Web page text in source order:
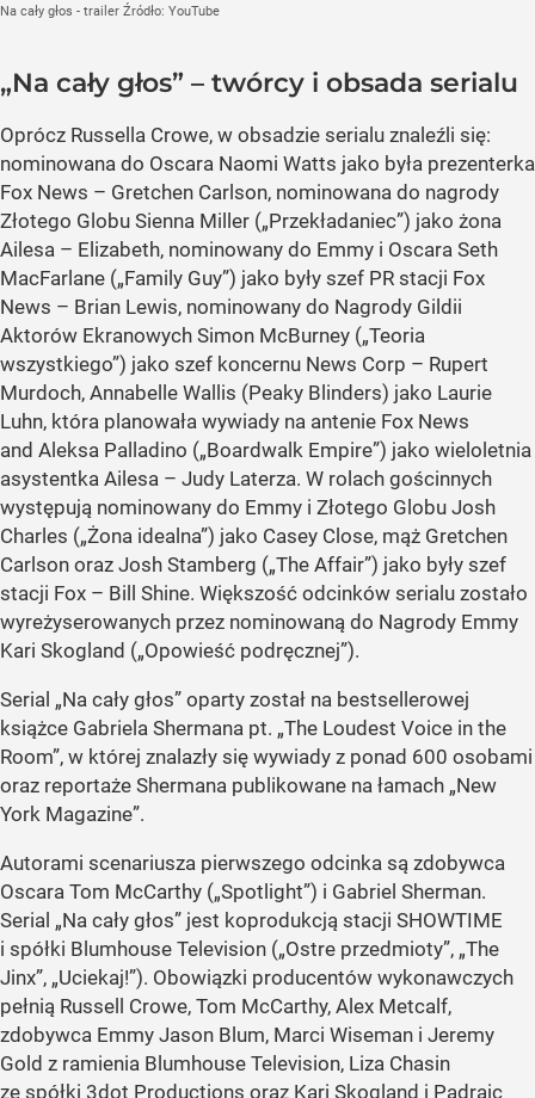
Na cały głos - trailer Źródło: YouTube
„Na cały głos” – twórcy i obsada serialu
Oprócz Russella Crowe, w obsadzie serialu znaleźli się:
nominowana do Oscara Naomi Watts jako była prezenterka
Fox News – Gretchen Carlson, nominowana do nagrody
Złotego Globu Sienna Miller („Przekładaniec”) jako żona
Ailesa – Elizabeth, nominowany do Emmy i Oscara Seth
MacFarlane („Family Guy”) jako były szef PR stacji Fox
News – Brian Lewis, nominowany do Nagrody Gildii
Aktorów Ekranowych Simon McBurney („Teoria
wszystkiego”) jako szef koncernu News Corp – Rupert
Murdoch, Annabelle Wallis (Peaky Blinders) jako Laurie
Luhn, która planowała wywiady na antenie Fox News
and Aleksa Palladino („Boardwalk Empire”) jako wieloletnia
asystentka Ailesa – Judy Laterza. W rolach gościnnych
występują nominowany do Emmy i Złotego Globu Josh
Charles („Żona idealna”) jako Casey Close, mąż Gretchen
Carlson oraz Josh Stamberg („The Affair”) jako były szef
stacji Fox – Bill Shine. Większość odcinków serialu zostało
wyreżyserowanych przez nominowaną do Nagrody Emmy
Kari Skogland („Opowieść podręcznej”).
Serial „Na cały głos” oparty został na bestsellerowej
książce Gabriela Shermana pt. „The Loudest Voice in the
Room”, w której znalazły się wywiady z ponad 600 osobami
oraz reportaże Shermana publikowane na łamach „New
York Magazine”.
Autorami scenariusza pierwszego odcinka są zdobywca
Oscara Tom McCarthy („Spotlight”) i Gabriel Sherman.
Serial „Na cały głos” jest koprodukcją stacji SHOWTIME
i spółki Blumhouse Television („Ostre przedmioty”, „The
Jinx”, „Uciekaj!”). Obowiązki producentów wykonawczych
pełnią Russell Crowe, Tom McCarthy, Alex Metcalf,
zdobywca Emmy Jason Blum, Marci Wiseman i Jeremy
Gold z ramienia Blumhouse Television, Liza Chasin
ze spółki 3dot Productions oraz Kari Skogland i Padraic